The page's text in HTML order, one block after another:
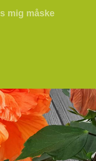
mig måske